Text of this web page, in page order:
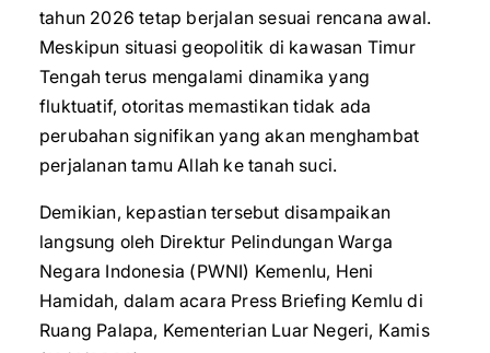
tahun 2026 tetap berjalan sesuai rencana awal.
Meskipun situasi geopolitik di kawasan Timur
Tengah terus mengalami dinamika yang
fluktuatif, otoritas memastikan tidak ada
perubahan signifikan yang akan menghambat
perjalanan tamu Allah ke tanah suci.
Demikian, kepastian tersebut disampaikan
langsung oleh Direktur Pelindungan Warga
Negara Indonesia (PWNI) Kemenlu, Heni
Hamidah, dalam acara Press Briefing Kemlu di
Ruang Palapa, Kementerian Luar Negeri, Kamis